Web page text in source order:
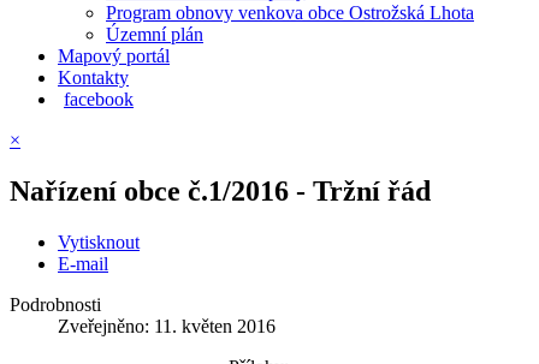
Program obnovy venkova obce Ostrožská Lhota
Územní plán
Mapový portál
Kontakty
facebook
×
Nařízení obce č.1/2016 - Tržní řád
Vytisknout
E-mail
Podrobnosti
Zveřejněno: 11. květen 2016